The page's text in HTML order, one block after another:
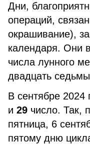
Дни,
операций,
окрашивание),
календаря. Они
числа лунного
двадцать
В сентябре 2024
и 29 число. Так,
пятница, 6
пятому дню